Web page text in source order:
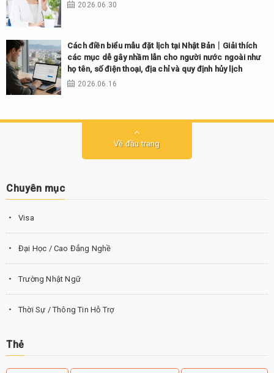
2026.06.30
Cách điền biểu mẫu đặt lịch tại Nhật Bản｜Giải thích
các mục dễ gây nhầm lẫn cho người nước ngoài như
họ tên, số điện thoại, địa chỉ và quy định hủy lịch
2026.06.16
Về đầu trang
Chuyên mục
Visa
Đại Học / Cao Đẳng Nghề
Trường Nhật Ngữ
Thời Sự / Thông Tin Hỗ Trợ
Thẻ